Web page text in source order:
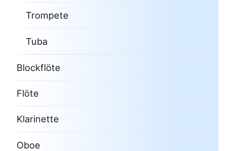
Trompete
Tuba
Blockflöte
Flöte
Klarinette
Oboe